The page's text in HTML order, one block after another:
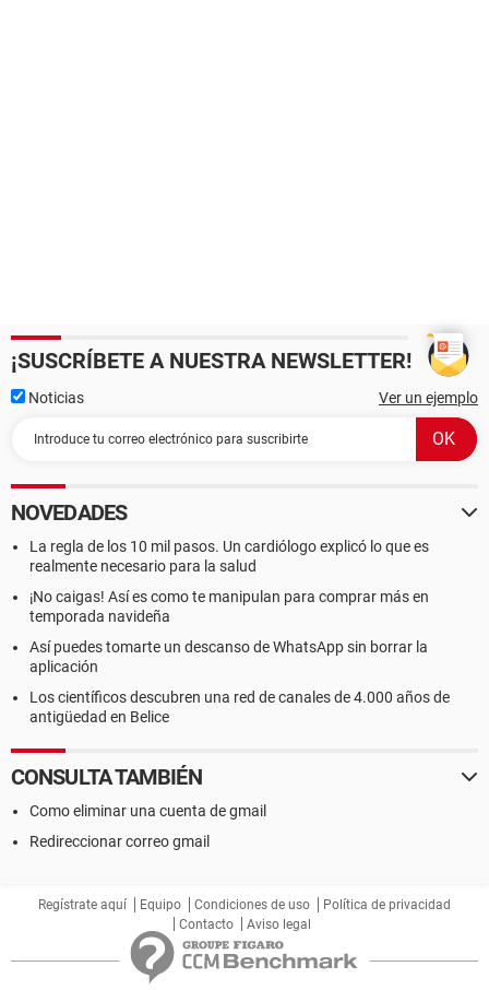
¡SUSCRÍBETE A NUESTRA NEWSLETTER!
Noticias Ver un ejemplo
NOVEDADES
La regla de los 10 mil pasos. Un cardiólogo explicó lo que es
realmente necesario para la salud
¡No caigas! Así es como te manipulan para comprar más en
temporada navideña
Así puedes tomarte un descanso de WhatsApp sin borrar la
aplicación
Los científicos descubren una red de canales de 4.000 años de
antigüedad en Belice
CONSULTA TAMBIÉN
Como eliminar una cuenta de gmail
Redireccionar correo gmail
Regístrate aquí Equipo Condiciones de uso
Política de privacidad
Contacto
Aviso legal